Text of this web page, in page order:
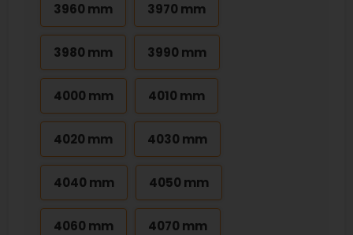
3960 mm 3970 mm
3980 mm 3990 mm
4000 mm 4010 mm
4020 mm 4030 mm
4040 mm 4050 mm
4060 mm 4070 mm